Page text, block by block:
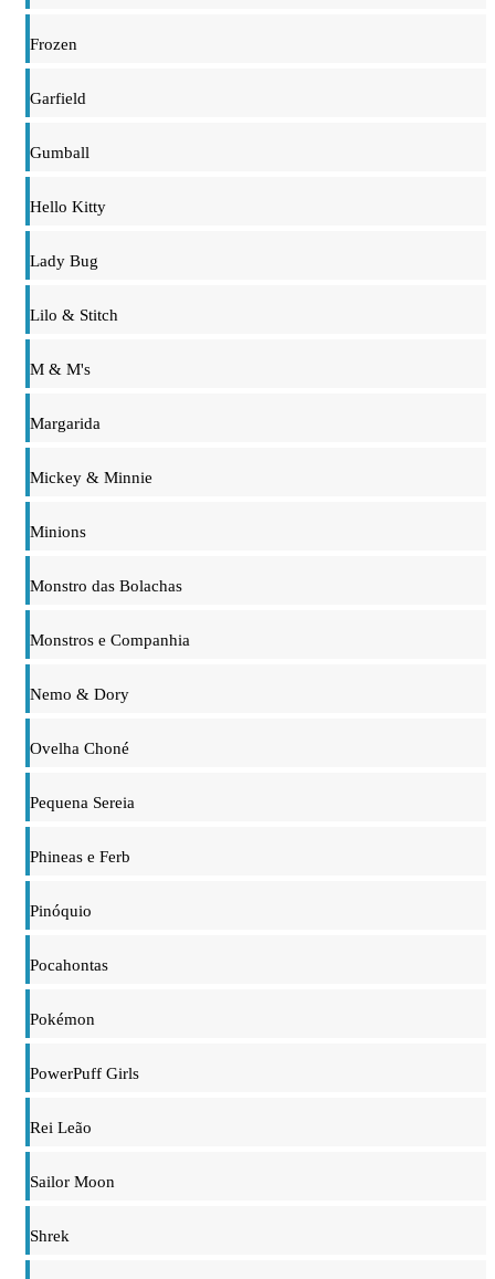
Frozen
Garfield
Gumball
Hello Kitty
Lady Bug
Lilo & Stitch
M & M's
Margarida
Mickey & Minnie
Minions
Monstro das Bolachas
Monstros e Companhia
Nemo & Dory
Ovelha Choné
Pequena Sereia
Phineas e Ferb
Pinóquio
Pocahontas
Pokémon
PowerPuff Girls
Rei Leão
Sailor Moon
Shrek